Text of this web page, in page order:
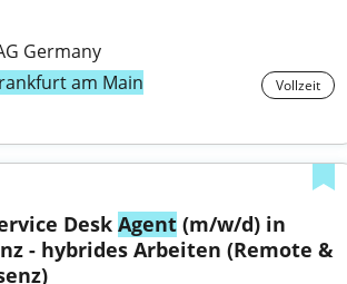
Germany
am Main
Vollzeit
Desk Agent (m/w/d) in
- hybrides Arbeiten (Remote &